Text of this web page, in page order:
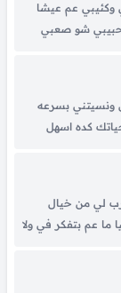
عم عيشا
حبيبي شو صعبي
بسرعه
كده اسهل
لي من خيال
ما عم بتفكر في ولا